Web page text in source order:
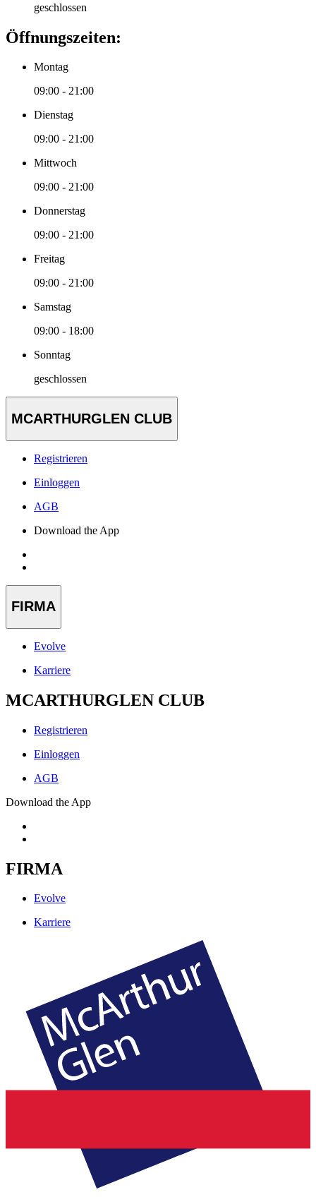
geschlossen
Öffnungszeiten:
Montag
09:00 - 21:00
Dienstag
09:00 - 21:00
Mittwoch
09:00 - 21:00
Donnerstag
09:00 - 21:00
Freitag
09:00 - 21:00
Samstag
09:00 - 18:00
Sonntag
geschlossen
MCARTHURGLEN CLUB
Registrieren
Einloggen
AGB
Download the App
FIRMA
Evolve
Karriere
MCARTHURGLEN CLUB
Registrieren
Einloggen
AGB
Download the App
FIRMA
Evolve
Karriere